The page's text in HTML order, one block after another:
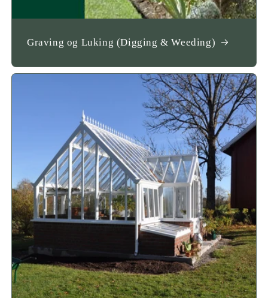
Graving og Luking (Digging & Weeding)